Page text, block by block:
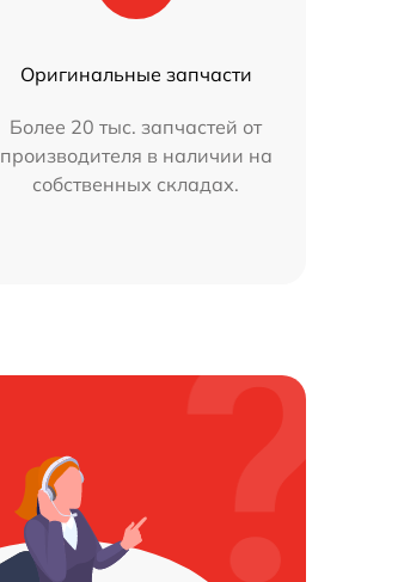
Оригинальные запчасти
Более 20 тыс. запчастей от
производителя в наличии на
собственных складах.